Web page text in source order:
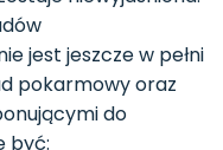
jest jeszcze w pełni
pokarmowy oraz
do
być: